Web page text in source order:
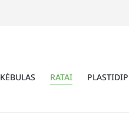
KĖBULAS RATAI